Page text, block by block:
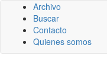
Archivo
Buscar
Contacto
Quienes somos